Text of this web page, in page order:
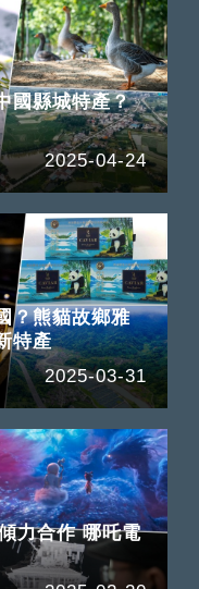
國縣城特產？
2025-04-24
？熊貓故鄉雅
特產
2025-03-31
力合作 哪吒電